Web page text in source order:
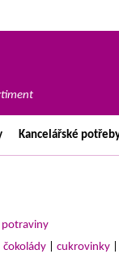
Kancelářské
potraviny
čokolády cukrovinky